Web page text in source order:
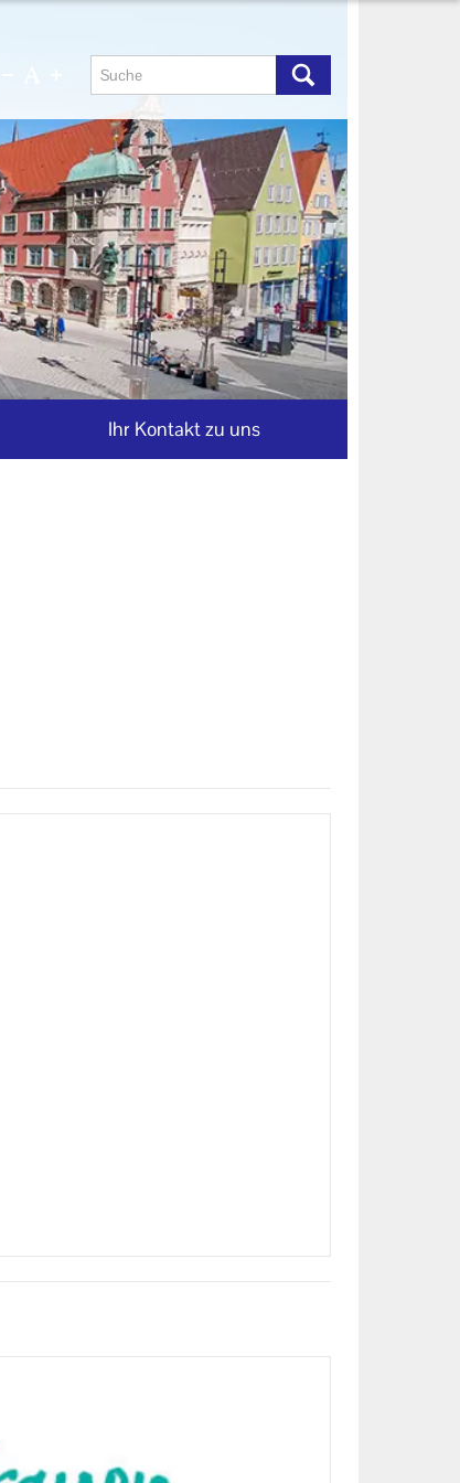
Ihr Kontakt zu uns